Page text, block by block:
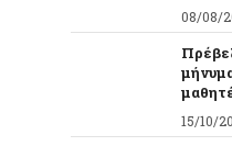
08/08/
15/10/